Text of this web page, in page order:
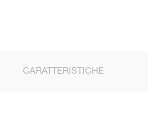
CARATTERISTICHE